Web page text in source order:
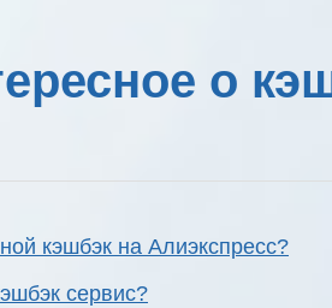
о
кэшбэк на Алиэкспресс?
сервис?